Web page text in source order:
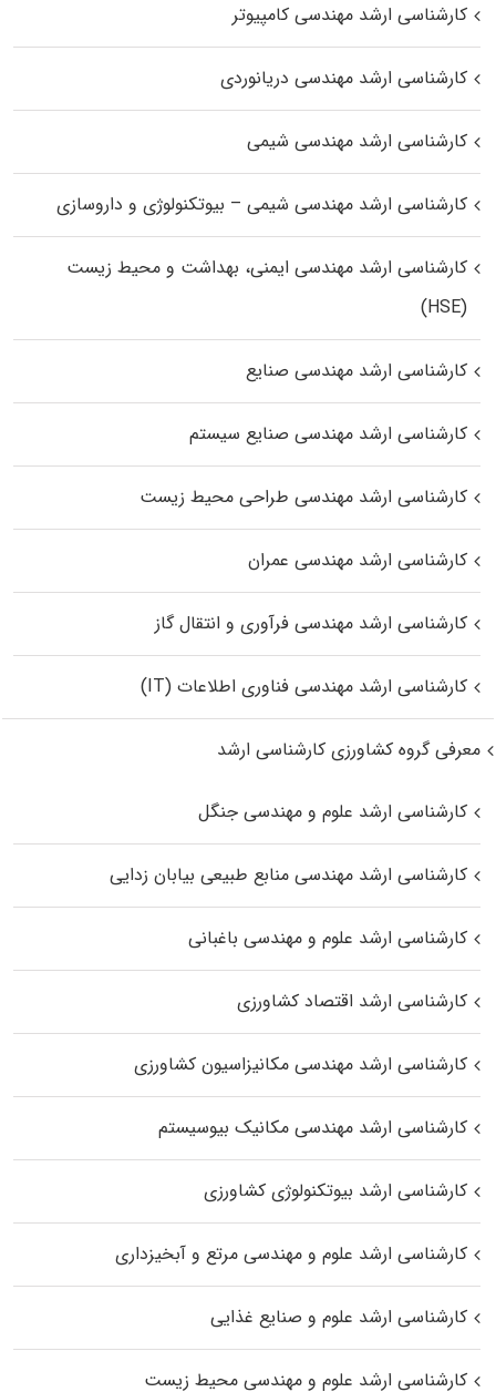
کارشناسی ارشد مهندسی کامپیوتر
کارشناسی ارشد مهندسی دریانوردی
کارشناسی ارشد مهندسی شیمی
کارشناسی ارشد مهندسی شیمی – بیوتکنولوژی و داروسازی
کارشناسی ارشد مهندسی ایمنی، بهداشت و محیط زیست
(HSE)
کارشناسی ارشد مهندسی صنایع
کارشناسی ارشد مهندسی صنایع سیستم
کارشناسی ارشد مهندسی طراحی محیط زیست
کارشناسی ارشد مهندسی عمران
کارشناسی ارشد مهندسی فرآوری و انتقال گاز
کارشناسی ارشد مهندسی فناوری اطلاعات (IT)
معرفی گروه کشاورزی کارشناسی ارشد
کارشناسی ارشد علوم و مهندسی جنگل
کارشناسی ارشد مهندسی منابع طبیعی بیابان زدایی
کارشناسی ارشد علوم و مهندسی باغبانی
کارشناسی ارشد اقتصاد کشاورزی
کارشناسی ارشد مهندسی مکانیزاسیون کشاورزی
کارشناسی ارشد مهندسی مکانیک بیوسیستم
کارشناسی ارشد بیوتکنولوژی کشاورزی
کارشناسی ارشد علوم و مهندسی مرتع و آبخیزداری
کارشناسی ارشد علوم و صنایع غذایی
کارشناسی ارشد علوم و مهندسی محیط زیست